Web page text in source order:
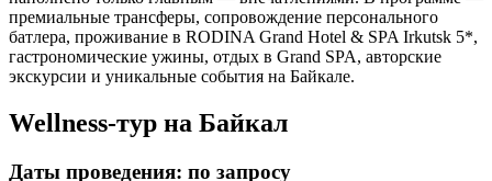
премиальные трансферы, сопровождение персонального
батлера, проживание в RODINA Grand Hotel & SPA Irkutsk 5*,
гастрономические ужины, отдых в Grand SPA, авторские
экскурсии и уникальные события на Байкале.
Wellness-тур на Байкал
Даты проведения: по запросу